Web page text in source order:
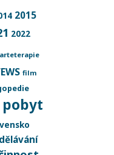
2015
2022
arteterapie
film
pobyt